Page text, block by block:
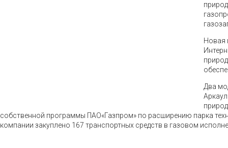
Новая
Два
собственной программы ПАО«Газпром» по расширению парка
компании закуплено 167 транспортных средств в газовом